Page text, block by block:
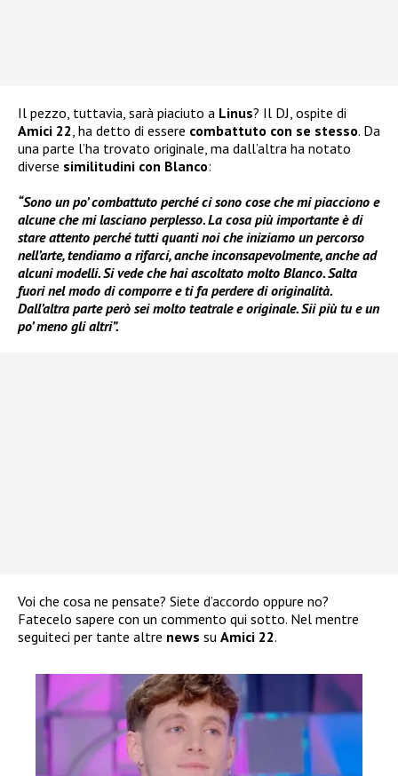
Il pezzo, tuttavia, sarà piaciuto a Linus? Il DJ, ospite di
Amici 22 , ha detto di essere combattuto con se stesso. Da
una parte l’ha trovato originale, ma dall’altra ha notato
diverse similitudini con Blanco:
“Sono un po’ combattuto perché ci sono cose che mi piacciono e
alcune che mi lasciano perplesso. La cosa più importante è di
stare attento perché tutti quanti noi che iniziamo un percorso
nell’arte, tendiamo a rifarci, anche inconsapevolmente, anche ad
alcuni modelli. Si vede che hai ascoltato molto Blanco. Salta
fuori nel modo di comporre e ti fa perdere di originalità.
Dall’altra parte però sei molto teatrale e originale. Sii più tu e un
po’ meno gli altri”.
Voi che cosa ne pensate? Siete d’accordo oppure no?
Fatecelo sapere con un commento qui sotto. Nel mentre
seguiteci per tante altre news su Amici 22.